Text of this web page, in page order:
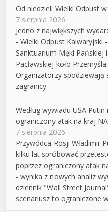
Od niedzieli Wielki Odpust
7 sierpnia 2026
Jedno z największych
- Wielki Odpust Kalwaryjski
Sanktuarium Męki Pańskiej
Pacławskiej koło
Organizatorzy spodziewają
zagranicy.
Według wywiadu USA
ograniczony atak na kraj
7 sierpnia 2026
Przywódca Rosji Władimir
kilku lat spróbować
poprzez ograniczony atak
- wynika z nowych analiz
dziennik "Wall Street
scenariusz to ograniczone